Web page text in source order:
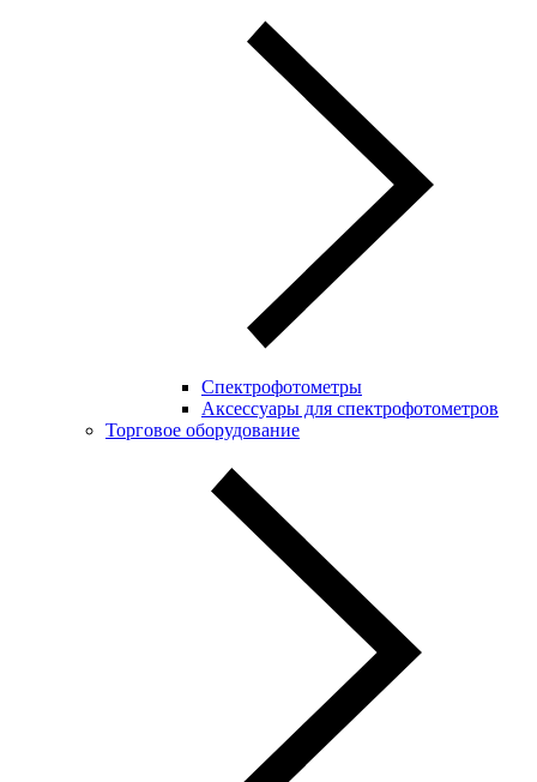
Спектрофотометры
Аксессуары для спектрофотометров
Торговое оборудование